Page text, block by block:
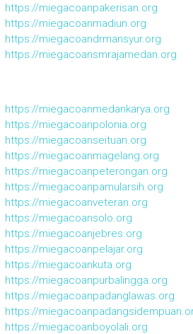
https://miegacoanpakerisan.org
https://miegacoanmadiun.org
https://miegacoandrmansyur.org
https://miegacoansmrajamedan.org
https://miegacoanmedankarya.org
https://miegacoanpolonia.org
https://miegacoanseituan.org
https://miegacoanmagelang.org
https://miegacoanpeterongan.org
https://miegacoanpamularsih.org
https://miegacoanveteran.org
https://miegacoansolo.org
https://miegacoanjebres.org
https://miegacoanpelajar.org
https://miegacoankuta.org
https://miegacoanpurbalingga.org
https://miegacoanpadanglawas.org
https://
https://miegacoanboyolali.org